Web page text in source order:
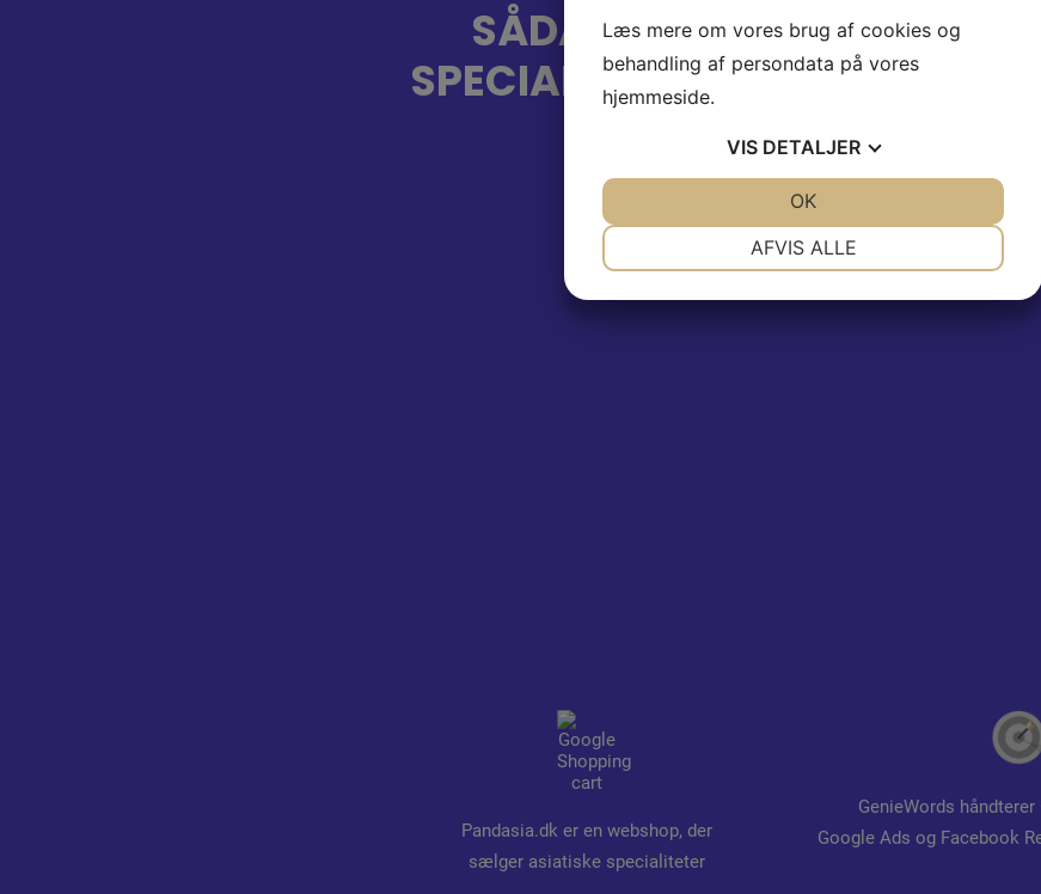
SÅDAN KOM ANHDUS
SPECIALITETER PÅ
Pandasia.dk er en webshop, der
sælger asiatiske specialiteter
GenieWords
Google Ads og Facebook
Læs mere om vores brug af cookies og
behandling af persondata på vores
hjemmeside.
VIS DETALJER
AFVIS ALLE
OK